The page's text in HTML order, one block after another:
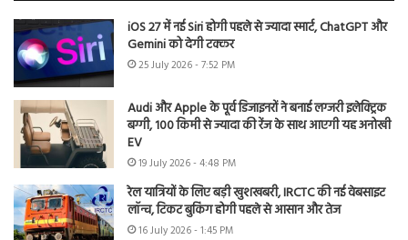
iOS 27 में नई Siri होगी पहले से ज्यादा स्मार्ट, ChatGPT और
Gemini को देगी टक्कर
25 July 2026 - 7:52 PM
Audi और Apple के पूर्व डिजाइनरों ने बनाई लग्जरी इलेक्ट्रिक
बग्गी, 100 किमी से ज्यादा की रेंज के साथ आएगी यह अनोखी
EV
19 July 2026 - 4:48 PM
रेल यात्रियों के लिए बड़ी खुशखबरी, IRCTC की नई वेबसाइट
लॉन्च, टिकट बुकिंग होगी पहले से आसान और तेज
16 July 2026 - 1:45 PM